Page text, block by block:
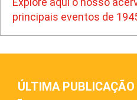
principais eventos de
ÚLTIMA PUBLICAÇÃO